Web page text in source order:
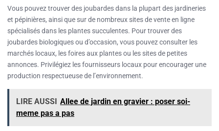
Vous pouvez trouver des joubardes dans la plupart des jardineries
et pépinières, ainsi que sur de nombreux sites de vente en ligne
spécialisés dans les plantes succulentes. Pour trouver des
joubardes biologiques ou d’occasion, vous pouvez consulter les
marchés locaux, les foires aux plantes ou les sites de petites
annonces. Privilégiez les fournisseurs locaux pour encourager une
production respectueuse de l’environnement.
LIRE AUSSI Allee de jardin en gravier : poser soi-
meme pas a pas